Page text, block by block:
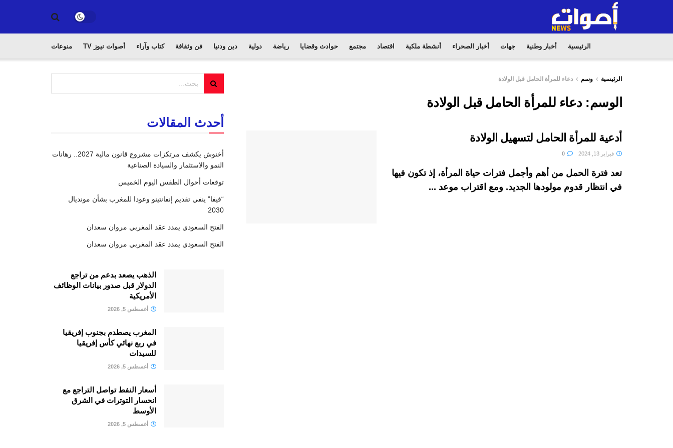
الرئيسية أخبار وطنية جهات أخبار الصحراء أنشطة ملكية اقتصاد مجتمع حوادث وقضايا رياضة دولية دين ودنيا فن وثقافة كتاب وآراء أصوات نيوز TV منوعات
الرئيسية وسم دعاء للمرأة الحامل قبل الولادة
الوسم:دعاء للمرأة الحامل قبل الولادة
أدعية للمرأة الحامل لتسهيل الولادة
فبراير 13, 2024
تعد فترة الحمل من أهم وأجمل فترات حياة المرأة، إذ تكون فيها
في انتظار قدوم مولودها الجديد. ومع اقتراب موعد ...
أحدث المقالات
أخنوش يكشف مرتكزات مشروع قانون مالية 2027.. رهانات
النمو والاستثمار والسيادة الصناعية
توقعات أحوال الطقس اليوم الخميس
“فيفا” ينفي تقديم إنفانتينو وعودا للمغرب بشأن مونديال
2030
الفتح السعودي يمدد عقد المغربي مروان سعدان
الفتح السعودي يمدد عقد المغربي مروان سعدان
الذهب يصعد بدعم من تراجع
الدولار قبل صدور بيانات الوظائف
الأمريكية
أغسطس 5, 2026
المغرب يصطدم بجنوب إفريقيا
في ربع نهائي كأس إفريقيا
للسيدات
أغسطس 5, 2026
أسعار النفط تواصل التراجع مع
انحسار التوترات في الشرق
الأوسط
أغسطس 5, 2026